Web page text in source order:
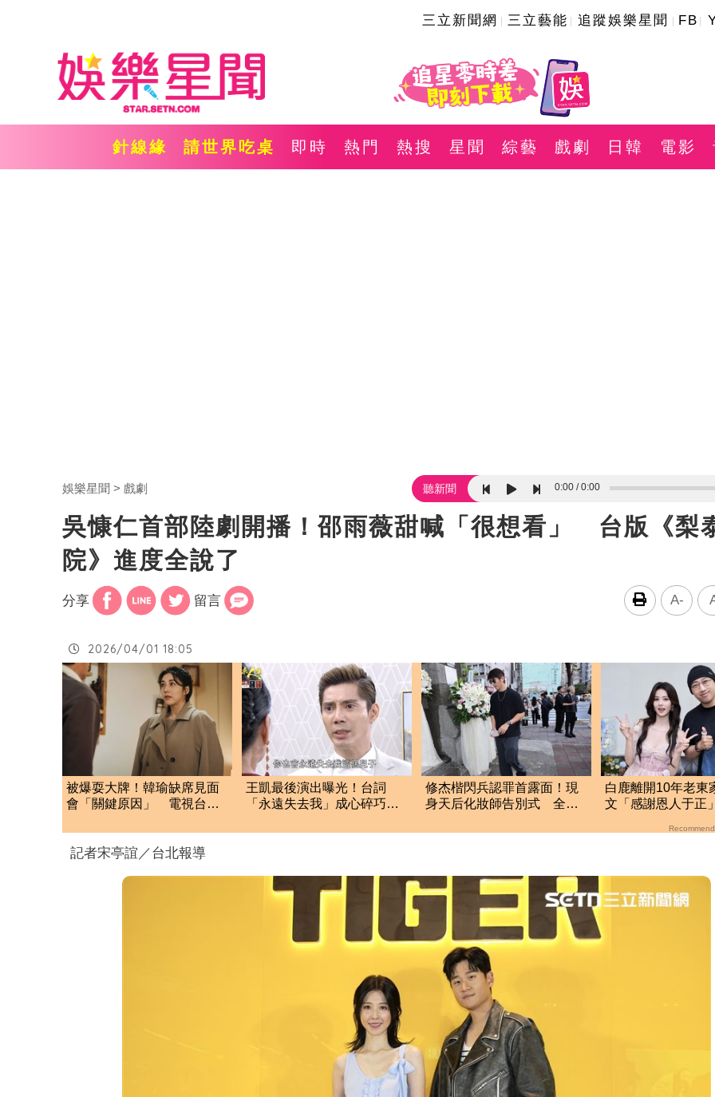
三立新聞網 三立藝能 追蹤娛樂星聞 FB
針線緣 請世界吃桌 即時 熱門 熱搜 星聞 綜藝 戲劇 日韓 電影
娛樂星聞 戲劇 聽新聞 0:00 0:00
吳慷仁首部陸劇開播！邵雨薇甜喊「很想看」 台版《梨
院》進度全說了
分享 留言 A-
2026/04/01 18:05
被爆耍大牌！韓瑜缺席見面
會「關鍵原因」 電視台全
王凱最後演出曝光！台詞
「永遠失去我」成心碎巧
修杰楷閃兵認罪首露面！現
身天后化妝師告別式 全身
白鹿離開10年老東
文「感謝恩人于
記者宋亭誼／台北報導